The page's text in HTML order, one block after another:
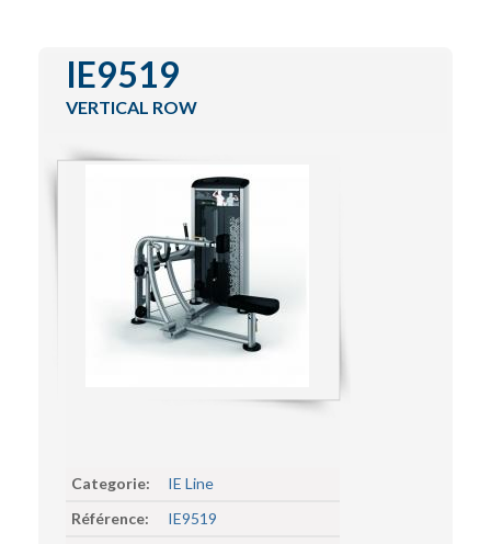
IE9519
VERTICAL ROW
Categorie:
IE Line
Référence:
IE9519